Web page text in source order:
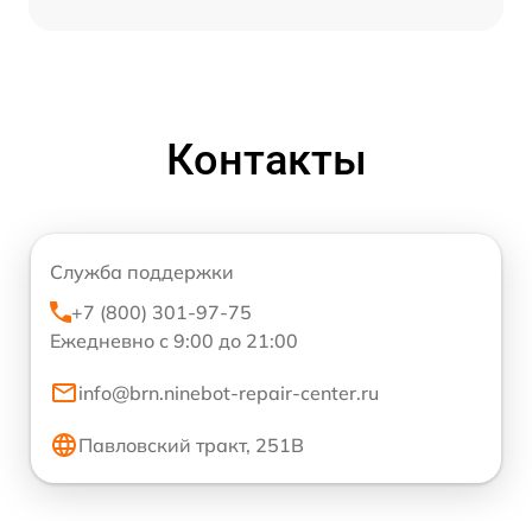
Контакты
Служба поддержки
+7 (800) 301-97-75
Ежедневно с 9:00 до 21:00
info@brn.ninebot-repair-center.ru
Павловский тракт, 251В